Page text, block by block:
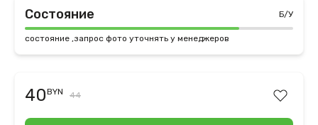
Состояние Б/У
состояние ,запрос фото уточнять у менеджеров
40BYN 44